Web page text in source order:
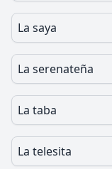
La saya
La serenateña
La taba
La telesita